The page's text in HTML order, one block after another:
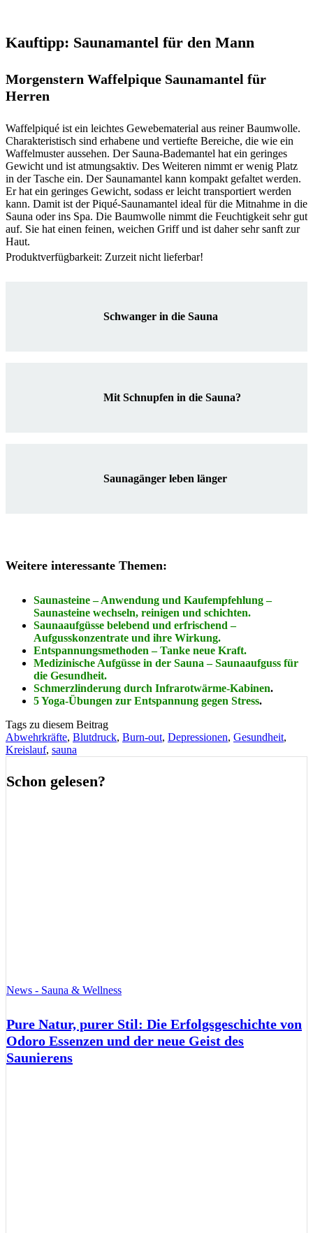
Kauftipp: Saunamantel für den Mann
Morgenstern Waffelpique Saunamantel für
Herren
Waffelpiqué ist ein leichtes Gewebematerial aus reiner Baumwolle.
Charakteristisch sind erhabene und vertiefte Bereiche, die wie ein
Waffelmuster aussehen. Der Sauna-Bademantel hat ein geringes
Gewicht und ist atmungsaktiv. Des Weiteren nimmt er wenig Platz
in der Tasche ein. Der Saunamantel kann kompakt gefaltet werden.
Er hat ein geringes Gewicht, sodass er leicht transportiert werden
kann. Damit ist der Piqué-Saunamantel ideal für die Mitnahme in die
Sauna oder ins Spa. Die Baumwolle nimmt die Feuchtigkeit sehr gut
auf. Sie hat einen feinen, weichen Griff und ist daher sehr sanft zur
Haut.
Produktverfügbarkeit: Zurzeit nicht lieferbar!
Schwanger in die Sauna
Mit Schnupfen in die Sauna?
Saunagänger leben länger
Weitere interessante Themen:
Saunasteine – Anwendung und Kaufempfehlung –
Saunasteine wechseln, reinigen und schichten.
Saunaaufgüsse belebend und erfrischend –
Aufgusskonzentrate und ihre Wirkung.
Entspannungsmethoden – Tanke neue Kraft.
Medizinische Aufgüsse in der Sauna – Saunaaufguss für
die Gesundheit.
Schmerzlinderung durch Infrarotwärme-Kabinen.
5 Yoga-Übungen zur Entspannung gegen Stress.
Tags zu diesem Beitrag
Abwehrkräfte, Blutdruck, Burn-out, Depressionen, Gesundheit,
Kreislauf, sauna
Schon gelesen?
News - Sauna & Wellness
Pure Natur, purer Stil: Die Erfolgsgeschichte von
Odoro Essenzen und der neue Geist des
Saunierens